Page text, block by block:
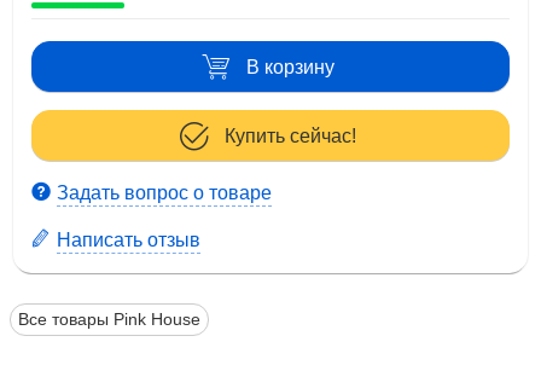
В корзину
Купить сейчас!
Задать вопрос о товаре
Написать отзыв
Все товары Pink House